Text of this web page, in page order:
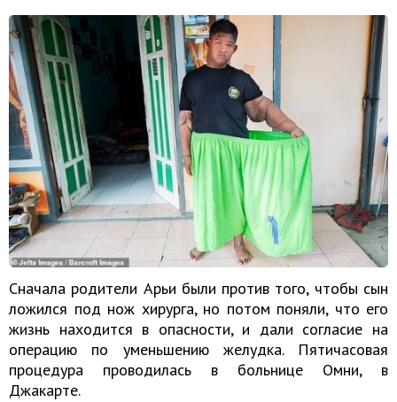
Сначала родители Арьи были против того, чтобы сын
ложился под нож хирурга, но потом поняли, что его
жизнь находится в опасности, и дали согласие на
операцию по уменьшению желудка. Пятичасовая
процедура проводилась в больнице Омни, в
Джакарте.